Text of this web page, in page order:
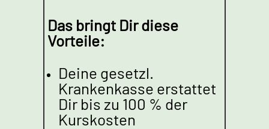
Das bringt Dir diese
Vorteile:
Deine gesetzl.
Krankenkasse erstattet
Dir bis zu 100 % der
Kurskosten